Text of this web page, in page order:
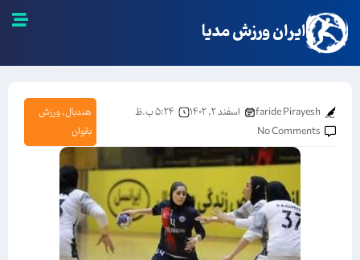
ایران ورزش مدیا
faride Pirayesh اسفند ۲, ۱۴۰۲
۵:۲۴ ب.ظ
No Comments
هندبال,ورزش
بانوان